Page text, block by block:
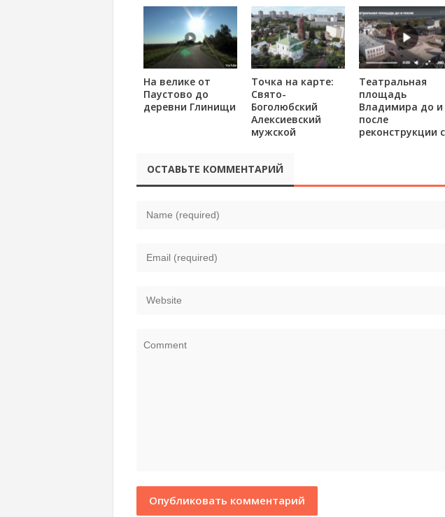
На велике от
Паустово до
деревни Глинищи
Точка на карте:
Свято-
Боголюбский
Алексиевский
мужской
Театральная
площадь
Владимира до и
после
реконструкции с
ОСТАВЬТЕ КОММЕНТАРИЙ